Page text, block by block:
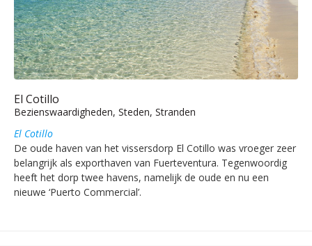
El Cotillo
Bezienswaardigheden, Steden, Stranden
El Cotillo
De oude haven van het vissersdorp El Cotillo was vroeger zeer
belangrijk als exporthaven van Fuerteventura. Tegenwoordig
heeft het dorp twee havens, namelijk de oude en nu een
nieuwe ‘Puerto Commercial’.